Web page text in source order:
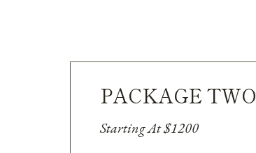
PACKAGE TWO
Starting At $1200